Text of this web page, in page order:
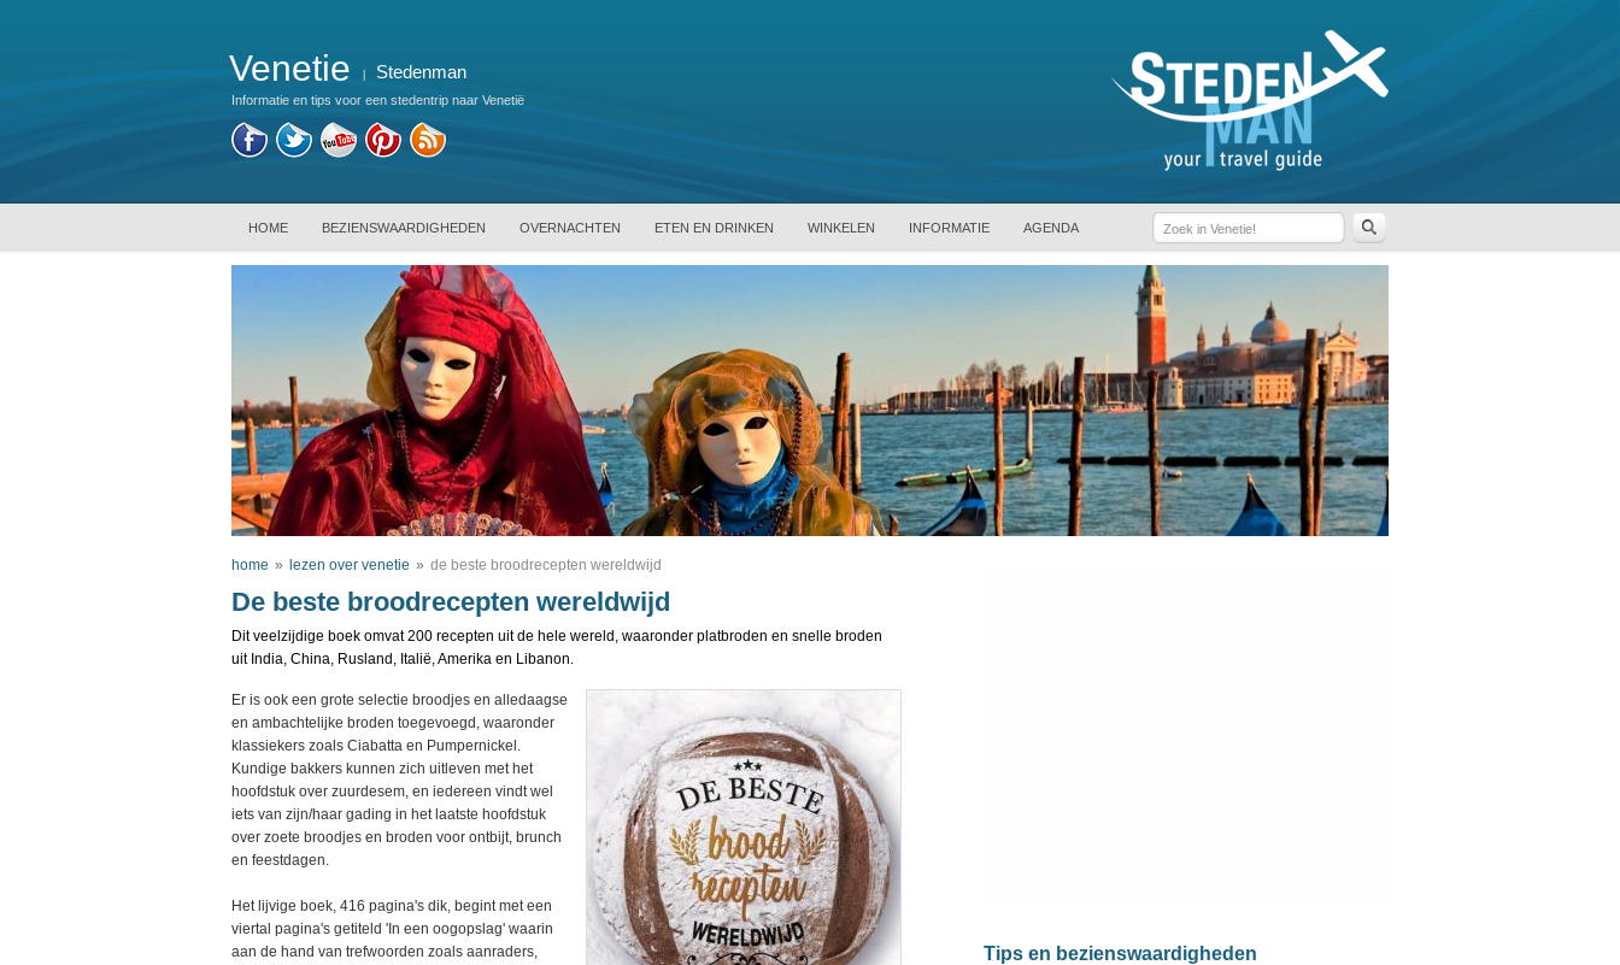
Venetie Stedenman
Informatie en tips voor een stedentrip naar Venetië
HOME BEZIENSWAARDIGHEDEN OVERNACHTEN ETEN EN DRINKEN WINKELEN INFORMATIE AGENDA
home » lezen over venetie » de beste broodrecepten wereldwijd
De beste broodrecepten wereldwijd
Dit veelzijdige boek omvat 200 recepten uit de hele wereld, waaronder platbroden en snelle broden
uit India, China, Rusland, Italië, Amerika en Libanon.
Er is ook een grote selectie broodjes en alledaagse
en ambachtelijke broden toegevoegd, waaronder
klassiekers zoals Ciabatta en Pumpernickel.
Kundige bakkers kunnen zich uitleven met het
hoofdstuk over zuurdesem, en iedereen vindt wel
iets van zijn/haar gading in het laatste hoofdstuk
over zoete broodjes en broden voor ontbijt, brunch
en feestdagen.
Het lijvige boek, 416 pagina's dik, begint met een
viertal pagina's getiteld 'In een oogopslag' waarin
aan de hand van trefwoorden zoals aanraders,
Tips en bezienswaardigheden